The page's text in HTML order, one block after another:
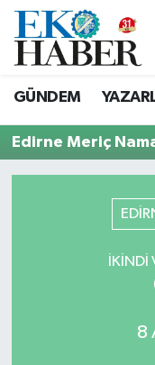
GÜNDEM
Edirne Meriç
İKINDI
8
Hava Durumu
Süper Lig
Tüm Manşetler
Son Dakika